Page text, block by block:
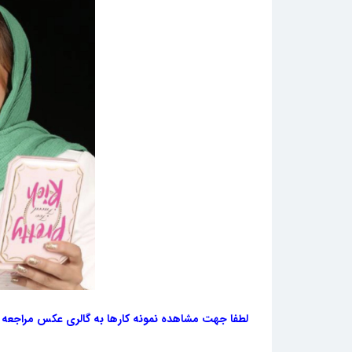
لطفا جهت مشاهده نمونه کارها به گالری عکس مراجعه